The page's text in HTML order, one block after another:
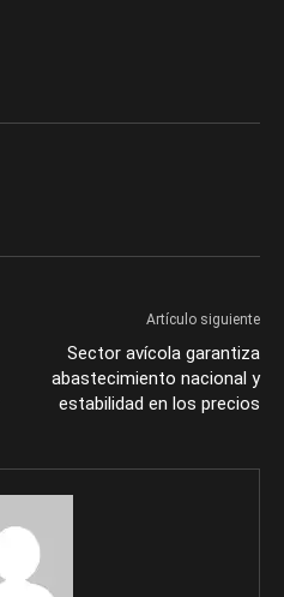
Artículo siguiente
Sector avícola garantiza
abastecimiento nacional y
estabilidad en los precios